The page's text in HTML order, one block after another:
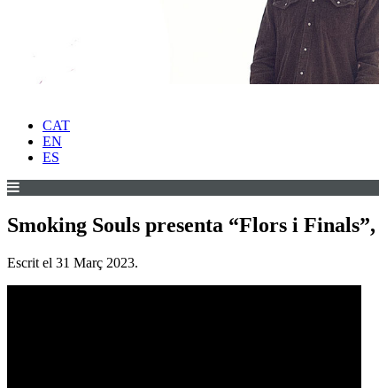
CAT
EN
ES
Smoking Souls presenta “Flors i
Escrit el 31 Març 2023.